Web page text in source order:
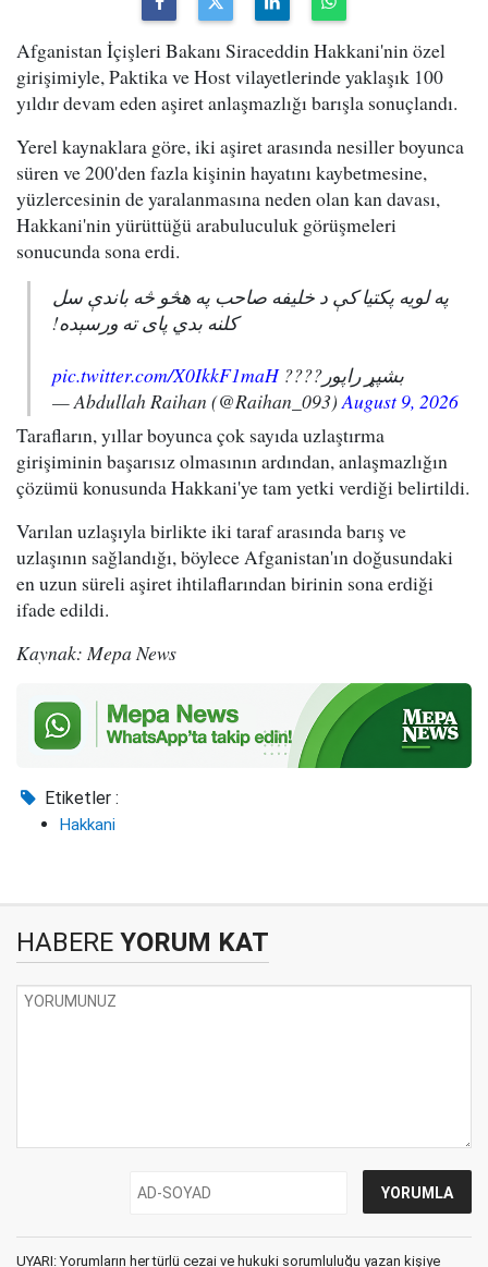
Afganistan İçişleri Bakanı Siraceddin Hakkani'nin özel
girişimiyle, Paktika ve Host vilayetlerinde yaklaşık 100
yıldır devam eden aşiret anlaşmazlığı barışla sonuçlandı.
Yerel kaynaklara göre, iki aşiret arasında nesiller boyunca
süren ve 200'den fazla kişinin hayatını kaybetmesine,
yüzlercesinin de yaralanmasına neden olan kan davası,
Hakkani'nin yürüttüğü arabuluculuk görüşmeleri
sonucunda sona erdi.
په لویه پکتیا کې د خلیفه صاحب په هڅو څه باندې سل
کلنه بدي پای ته ورسېده!
بشپړ راپور????pic.twitter.com/X0IkkF1maH
— Abdullah Raihan (@Raihan_093)August 9, 2026
Tarafların, yıllar boyunca çok sayıda uzlaştırma
girişiminin başarısız olmasının ardından, anlaşmazlığın
çözümü konusunda Hakkani'ye tam yetki verdiği belirtildi.
Varılan uzlaşıyla birlikte iki taraf arasında barış ve
uzlaşının sağlandığı, böylece Afganistan'ın doğusundaki
en uzun süreli aşiret ihtilaflarından birinin sona erdiği
ifade edildi.
Kaynak: Mepa News
Etiketler :
Hakkani
HABERE YORUM KAT
UYARI: Yorumların her türlü cezai ve hukuki sorumluluğu yazan kişiye